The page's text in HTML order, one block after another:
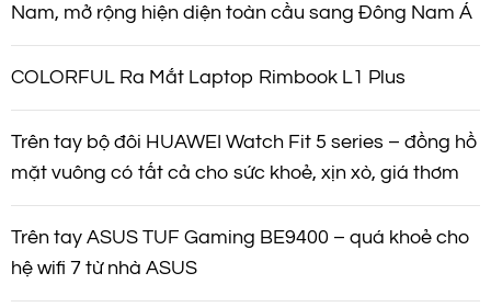
Nam, mở rộng hiện diện toàn cầu sang Đông Nam Á
COLORFUL Ra Mắt Laptop Rimbook L1 Plus
Trên tay bộ đôi HUAWEI Watch Fit 5 series – đồng hồ
mặt vuông có tất cả cho sức khoẻ, xịn xò, giá thơm
Trên tay ASUS TUF Gaming BE9400 – quá khoẻ cho
hệ wifi 7 từ nhà ASUS